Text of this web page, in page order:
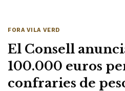
FORA VILA VERD
El Consell
100.000 euros
confraries de